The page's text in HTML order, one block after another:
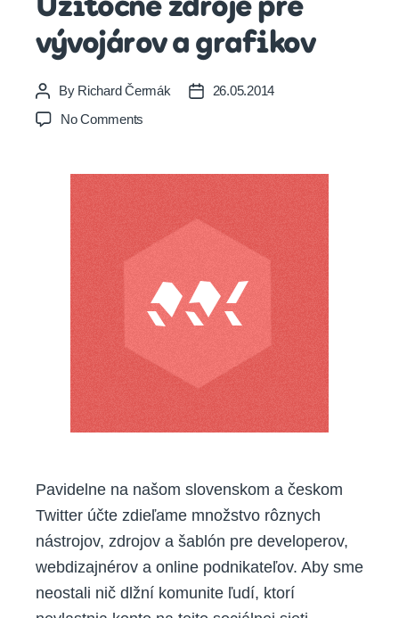
Užitočné zdroje pre
vývojárov a grafikov
Post
author
By Richard Čermák
Post26.05.2014
No Comments
pre
vývojárov
grafikov
Pavidelne na našom slovenskom a českom
Twitter účte zdieľame množstvo rôznych
nástrojov, zdrojov a šablón pre developerov,
webdizajnérov a online podnikateľov. Aby sme
neostali nič dlžní komunite ľudí, ktorí